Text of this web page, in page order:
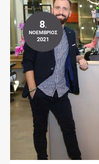
8.
ΝΟΈΜΒΡΙΟΣ
2021